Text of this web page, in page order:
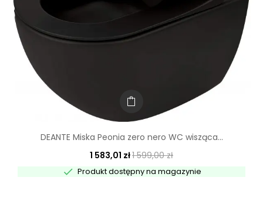
DEANTE Miska Peonia zero nero WC wisząca...
1 583,01 zł1 599,00 zł
 Produkt dostępny na magazynie